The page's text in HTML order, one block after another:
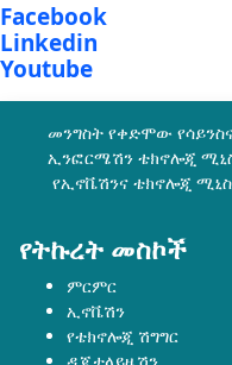
Facebook
Linkedin
Youtube
መንግስት የቀድሞው
ኢንፎርሜሽን ቴክኖሎጂ
የኢኖቬሽንና ቴክኖሎጂ
የትኩረት መስኮች
ምርምር
ኢኖቬሽን
የቴክኖሎጂ ሽግግር